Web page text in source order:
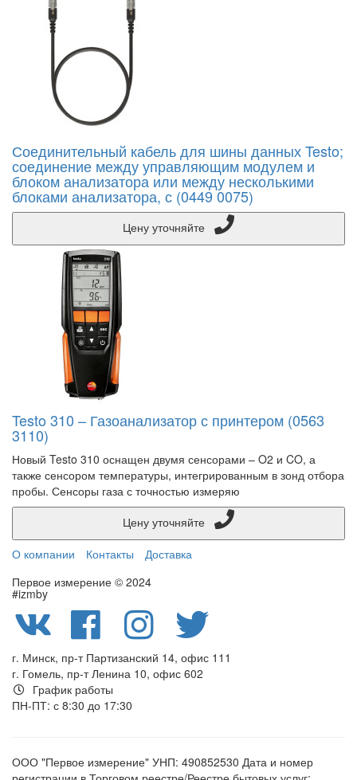
Соединительный кабель для шины данных Testo;
соединение между управляющим модулем и
блоком анализатора или между несколькими
блоками анализатора, с (0449 0075)
Testo 310 – Газоанализатор с принтером (0563
3110)
Новый Testo 310 оснащен двумя сенсорами – O2 и CO, а
также сенсором температуры, интегрированным в зонд отбора
пробы. Сенсоры газа с точностью измеряю
О компании
Контакты
Доставка
Первое измерение © 2024
#izmby
г. Минск, пр-т Партизанский 14, офис 111
г. Гомель, пр-т Ленина 10, офис 602
График работы
ПН-ПТ: с 8:30 до 17:30
ООО "Первое измерение" УНП: 490852530 Дата и номер